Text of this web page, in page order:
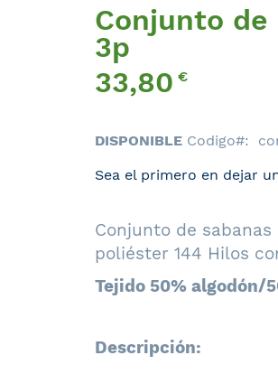
Conjunto
3p
33,80€
DISPONIBLE Codigo
Sea el primero en dejar
Conjunto de
poliéster 144 Hilos
Tejido 50% algodón/
Descripción: